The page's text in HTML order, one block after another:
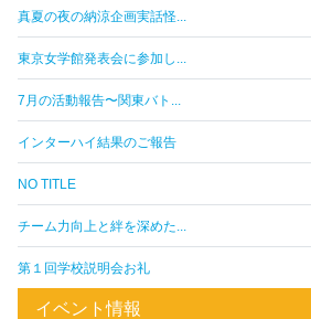
真夏の夜の納涼企画実話怪...
東京女学館発表会に参加し...
7月の活動報告〜関東バト...
インターハイ結果のご報告
NO TITLE
チーム力向上と絆を深めた...
第１回学校説明会お礼
イベント情報